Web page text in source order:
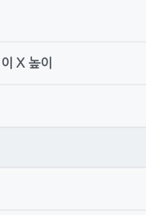
X 높이